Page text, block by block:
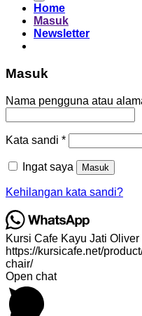
Home
Masuk
Newsletter
Masuk
Nama pengguna atau
Kata sandi *Wajib
Ingat saya Masuk
Kehilangan kata sandi?
Kursi Cafe Kayu Jati
https://kursicafe.net/
chair/
Open chat